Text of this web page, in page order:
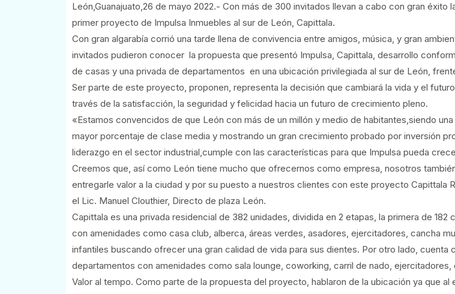
León,Guanajuato,26 de mayo 2022.- Con más de 300 invitados llevan a cabo con gran éxito
primer proyecto de Impulsa Inmuebles al sur de León, Capittala.
Con gran algarabía corrió una tarde llena de convivencia entre amigos, música, y gran
invitados pudieron conocer la propuesta que presentó Impulsa, Capittala, desarrollo
de casas y una privada de departamentos en una ubicación privilegiada al sur de León,
Ser parte de este proyecto, proponen, representa la decisión que cambiará la vida y el
través de la satisfacción, la seguridad y felicidad hacia un futuro de crecimiento pleno.
«Estamos convencidos de que León con más de un millón y medio de habitantes,siendo
mayor porcentaje de clase media y mostrando un gran crecimiento probado por inversión
liderazgo en el sector industrial,cumple con las características para que Impulsa pueda
Creemos que, así como León tiene mucho que ofrecernos como empresa, nosotros
entregarle valor a la ciudad y por su puesto a nuestros clientes con este proyecto Capittala
el Lic. Manuel Clouthier, Directo de plaza León.
Capittala es una privada residencial de 382 unidades, dividida en 2 etapas, la primera de 182
con amenidades como casa club, alberca, áreas verdes, asadores, ejercitadores, cancha
infantiles buscando ofrecer una gran calidad de vida para sus dientes. Por otro lado, cuenta
departamentos con amenidades como sala lounge, coworking, carril de nado,
Valor al tempo. Como parte de la propuesta del proyecto, hablaron de la ubicación ya que al